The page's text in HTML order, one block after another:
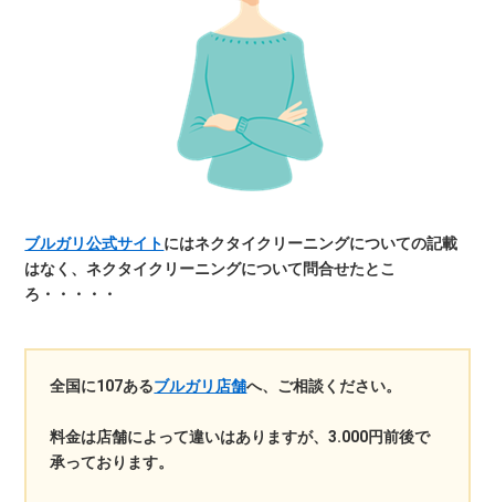
ブルガリ公式サイトにはネクタイクリーニングについての記載
はなく、ネクタイクリーニングについて問合せたとこ
ろ・・・・・
全国に107あるブルガリ店舗へ、ご相談ください。
料金は店舗によって違いはありますが、3.000円前後で
承っております。